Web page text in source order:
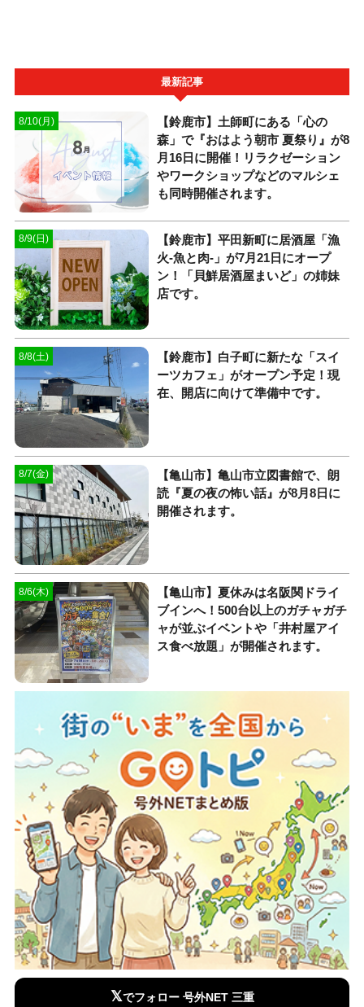
最新記事
8/10(月)
【鈴鹿市】土師町にある「心の
森」で『おはよう朝市 夏祭り』が8
月16日に開催！リラクゼーション
やワークショップなどのマルシェ
も同時開催されます。
8/9(日)
【鈴鹿市】平田新町に居酒屋「漁
火-魚と肉-」が7月21日にオープ
ン！「貝鮮居酒屋まいど」の姉妹
店です。
8/8(土)
【鈴鹿市】白子町に新たな「スイ
ーツカフェ」がオープン予定！現
在、開店に向けて準備中です。
8/7(金)
【亀山市】亀山市立図書館で、朗
読『夏の夜の怖い話』が8月8日に
開催されます。
8/6(木)
【亀山市】夏休みは名阪関ドライ
ブインへ！500台以上のガチャガチ
ャが並ぶイベントや「井村屋アイ
ス食べ放題」が開催されます。
𝕏でフォロー 号外NET 三重